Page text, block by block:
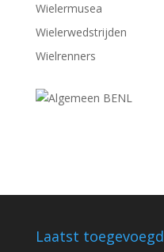
Wielermusea
Wielerwedstrijden
Wielrenners
Laatst toegevoegd